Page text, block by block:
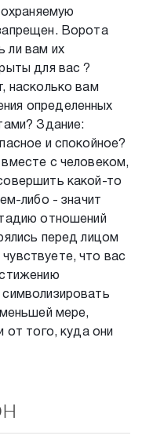
Ворота
ли вам их
для вас ?
насколько вам
определенных
Здание:
и спокойное?
с человеком,
какой-то
либо - значит
отношений
перед лицом
что вас
меньшей мере,
от того, куда они